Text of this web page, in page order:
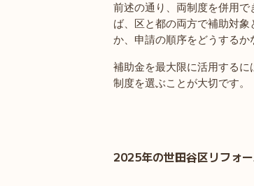
前述の通り、両制度を併用で
ば、区と都の両方で補助対
か、申請の順序をどうするか
補助金を最大限に活用する
制度を選ぶことが大切です。
2025年の世田谷区リフォ